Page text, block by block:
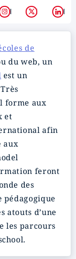
Instagram
X
de
du web, un
est un
forme aux
et
afin
aux
feront
des
pédagogique
atouts d’une
les parcours